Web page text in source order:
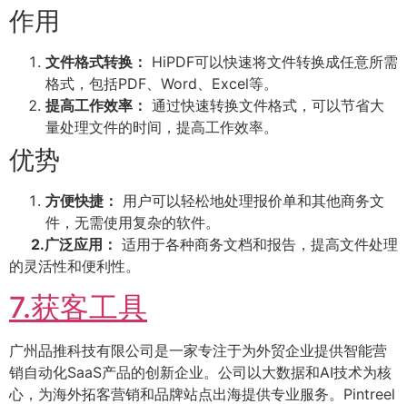
作用
文件格式转换： HiPDF可以快速将文件转换成任意所需
格式，包括PDF、Word、Excel等。
提高工作效率： 通过快速转换文件格式，可以节省大
量处理文件的时间，提高工作效率。
优势
方便快捷： 用户可以轻松地处理报价单和其他商务文
件，无需使用复杂的软件。
2.广泛应用： 适用于各种商务文档和报告，提高文件处理
的灵活性和便利性。
7.获客工具
广州品推科技有限公司是一家专注于为外贸企业提供智能营
销自动化SaaS产品的创新企业。公司以大数据和AI技术为核
心，为海外拓客营销和品牌站点出海提供专业服务。Pintreel